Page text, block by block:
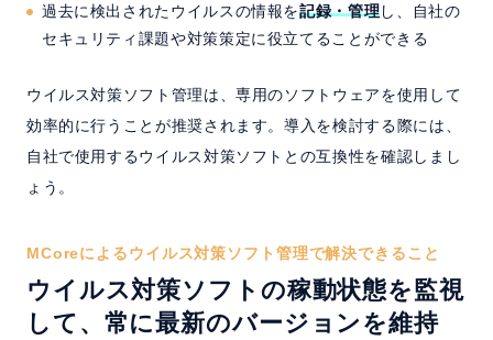
過去に検出されたウイルスの情報を記録・管理し、自社の
セキュリティ課題や対策策定に役立てることができる
ウイルス対策ソフト管理は、専用のソフトウェアを使用して
効率的に行うことが推奨されます。導入を検討する際には、
自社で使用するウイルス対策ソフトとの互換性を確認しまし
ょう。
MCoreによるウイルス対策ソフト管理で解決できること
ウイルス対策ソフトの稼動状態を監視
して、常に最新のバージョンを維持